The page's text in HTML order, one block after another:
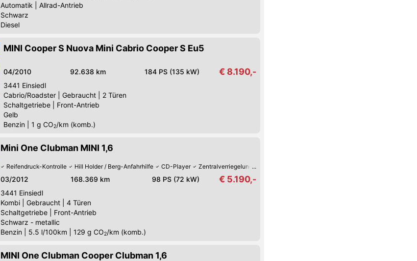
Automatik
Allrad-Antrieb
Schwarz
Diesel
MINI Cooper S Nuova Mini Cabrio Cooper S Eu5
04/2010 92.638 km 184 PS (135 kW) € 8.190,-
3441 Einsiedl
Cabrio/Roadster
Gebraucht
2 Türen
Schaltgetriebe
Front-Antrieb
Gelb
Benzin
1 g CO2/km (komb.)
Mini One Clubman MINI 1,6
Reifendruck-Kontrolle Hill Holder / Berg-Anfahrhilfe CD-Player Zentralverriegelung mit Fernbedienung
03/2012 168.369 km 98 PS (72 kW) € 5.190,-
3441 Einsiedl
Kombi
Gebraucht
4 Türen
Schaltgetriebe
Front-Antrieb
Schwarz - metallic
Benzin
5.5 l/100km 129 g CO2/km (komb.)
MINI One Clubman Cooper Clubman 1,6